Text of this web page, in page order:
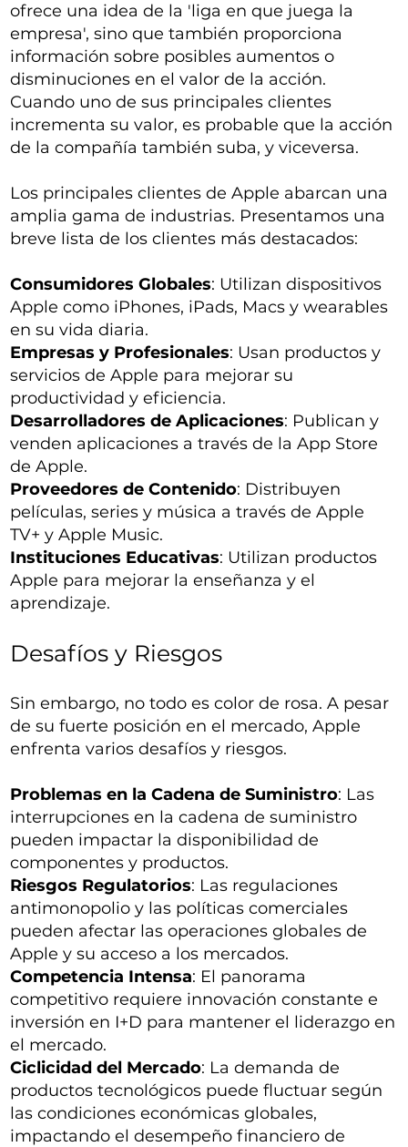
ofrece una idea de la 'liga en que juega la
empresa', sino que también proporciona
información sobre posibles aumentos o
disminuciones en el valor de la acción.
Cuando uno de sus principales clientes
incrementa su valor, es probable que la acción
de la compañía también suba, y viceversa.
Los principales clientes de Apple abarcan una
amplia gama de industrias. Presentamos una
breve lista de los clientes más destacados:
Consumidores Globales: Utilizan dispositivos
Apple como iPhones, iPads, Macs y wearables
en su vida diaria.
Empresas y Profesionales: Usan productos y
servicios de Apple para mejorar su
productividad y eficiencia.
Desarrolladores de Aplicaciones: Publican y
venden aplicaciones a través de la App Store
de Apple.
Proveedores de Contenido: Distribuyen
películas, series y música a través de Apple
TV+ y Apple Music.
Instituciones Educativas: Utilizan productos
Apple para mejorar la enseñanza y el
aprendizaje.
Desafíos y Riesgos
Sin embargo, no todo es color de rosa. A pesar
de su fuerte posición en el mercado, Apple
enfrenta varios desafíos y riesgos.
Problemas en la Cadena de Suministro: Las
interrupciones en la cadena de suministro
pueden impactar la disponibilidad de
componentes y productos.
Riesgos Regulatorios: Las regulaciones
antimonopolio y las políticas comerciales
pueden afectar las operaciones globales de
Apple y su acceso a los mercados.
Competencia Intensa: El panorama
competitivo requiere innovación constante e
inversión en I+D para mantener el liderazgo en
el mercado.
Ciclicidad del Mercado: La demanda de
productos tecnológicos puede fluctuar según
las condiciones económicas globales,
impactando el desempeño financiero de